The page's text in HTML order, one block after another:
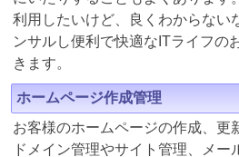
利用したいけど、良くわからない
ンサルし便利で快適なITライフの
きます。
ホームページ作成管理
お客様のホームページの作成、更
ドメイン管理やサイト管理、メー